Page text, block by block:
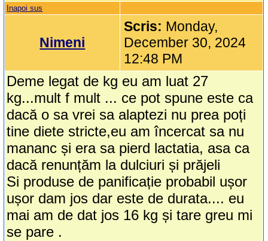
Inapoi sus
Nimeni
Scris: Monday,
December 30, 2024
12:48 PM
Deme legat de kg eu am luat 27
kg...mult f mult ... ce pot spune este ca
dacă o sa vrei sa alaptezi nu prea poți
tine diete stricte,eu am încercat sa nu
mananc și era sa pierd lactatia, asa ca
dacă renunțăm la dulciuri și prăjeli
Si produse de panificație probabil ușor
ușor dam jos dar este de durata.... eu
mai am de dat jos 16 kg și tare greu mi
se pare .